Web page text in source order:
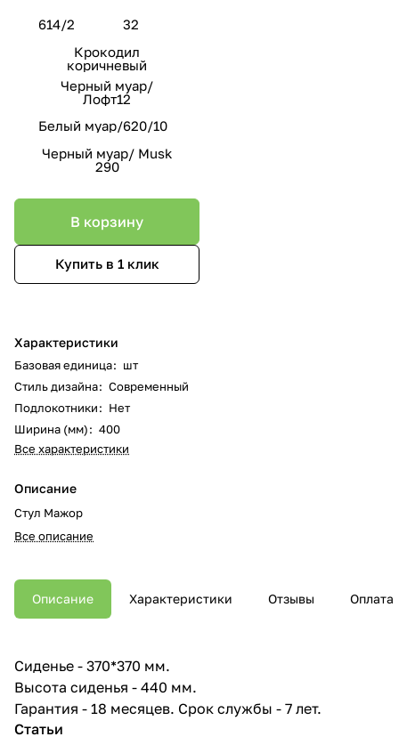
614/2
32
Крокодил
коричневый
Черный муар/
Лофт12
Белый муар/620/10
Черный муар/ Musk
290
В корзину
Купить в 1 клик
Характеристики
Базовая единица: шт
Стиль дизайна: Современный
Подлокотники: Нет
Ширина (мм): 400
Все характеристики
Описание
Стул Мажор
Все описание
Описание Характеристики Отзывы Оплата
Сиденье - 370*370 мм.
Высота сиденья - 440 мм.
Гарантия - 18 месяцев. Срок службы - 7 лет.
Статьи